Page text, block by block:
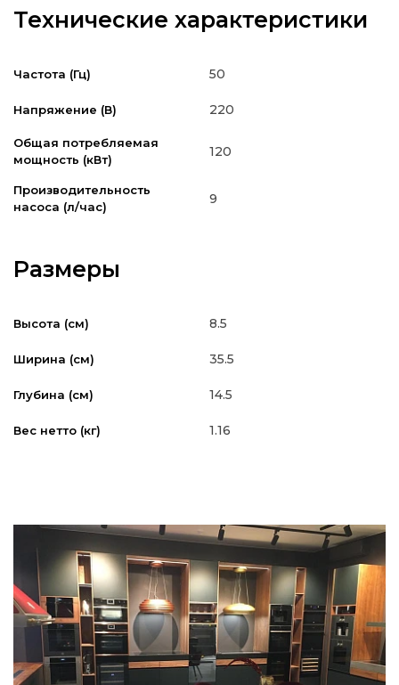
Технические характеристики
Частота (Гц) 50
Напряжение (В) 220
Общая потребляемая
мощность (кВт)
120
Производительность
насоса (л/час)
9
Размеры
Высота (см) 8.5
Ширина (см) 35.5
Глубина (см) 14.5
Вес нетто (кг) 1.16